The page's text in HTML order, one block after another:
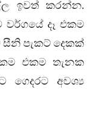
ඉවත් කරන්න.
දෑ එකම
පැකට් දෙකක්
එකම තැනක
ගෙදරට අවශ්‍ය